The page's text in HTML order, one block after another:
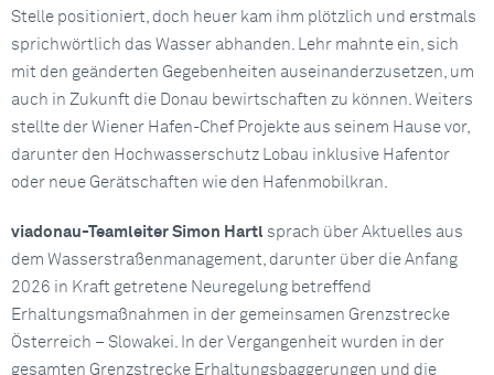
Stelle positioniert, doch heuer kam ihm plötzlich und erstmals
sprichwörtlich das Wasser abhanden. Lehr mahnte ein, sich
mit den geänderten Gegebenheiten auseinanderzusetzen, um
auch in Zukunft die Donau bewirtschaften zu können. Weiters
stellte der Wiener Hafen-Chef Projekte aus seinem Hause vor,
darunter den Hochwasserschutz Lobau inklusive Hafentor
oder neue Gerätschaften wie den Hafenmobilkran.
viadonau-Teamleiter Simon Hartl sprach über Aktuelles aus
dem Wasserstraßenmanagement, darunter über die Anfang
2026 in Kraft getretene Neuregelung betreffend
Erhaltungsmaßnahmen in der gemeinsamen Grenzstrecke
Österreich – Slowakei. In der Vergangenheit wurden in der
gesamten Grenzstrecke Erhaltungsbaggerungen und die